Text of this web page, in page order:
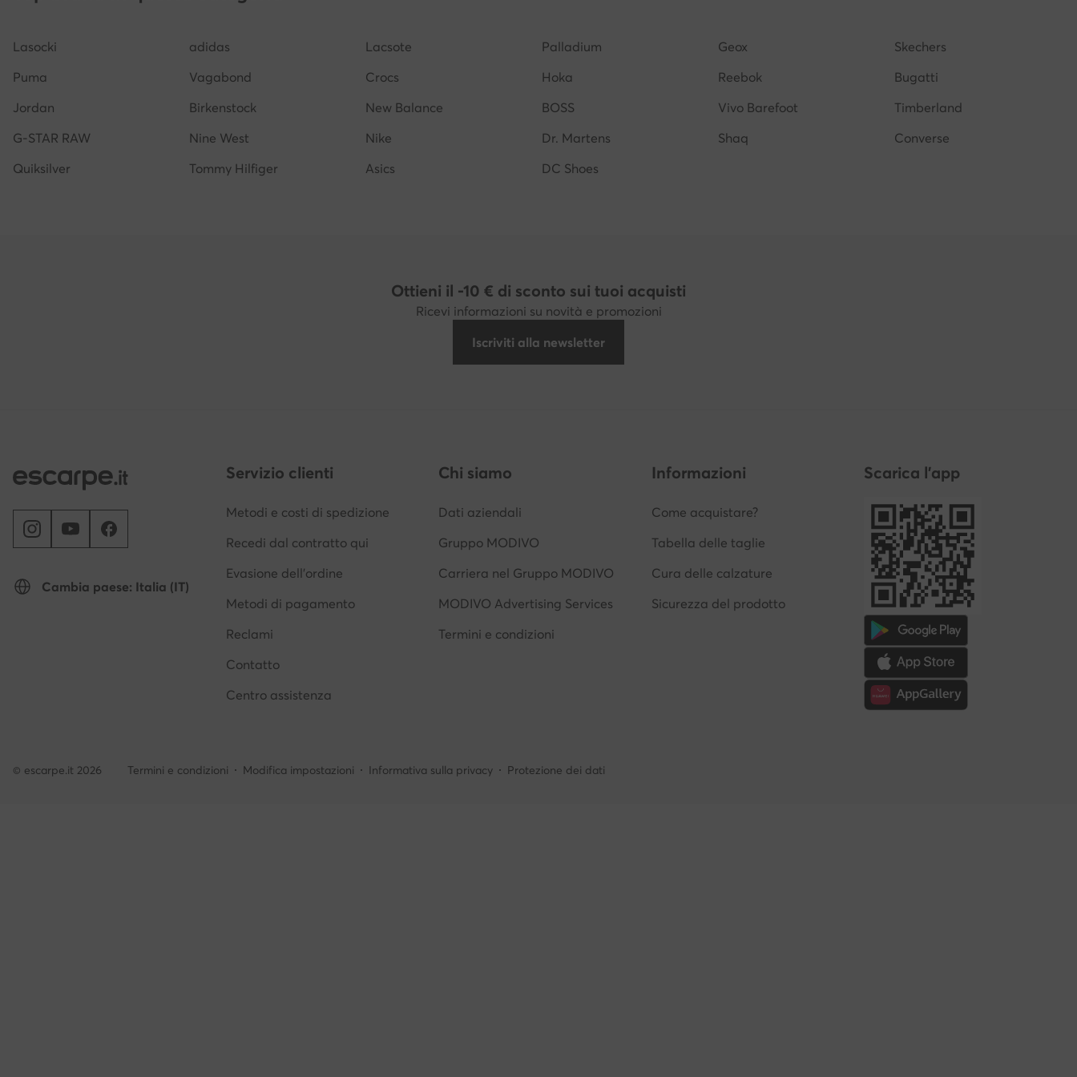
Stan Smith uomo Scarpe timberland uomo New Balance nere uomo
Lasocki adidas Lacsote Palladium Geox
Skechers
Puma
Vagabond Crocs Hoka Reebok
Bugatti
Jordan
Birkenstock New Balance BOSS Vivo Barefoot
Timberland
G-STAR RAW
Nine West Nike Dr. Martens Shaq
Converse
Quiksilver
Tommy Hilfiger Asics DC Shoes
Ottieni il -10 € di sconto sui tuoi acquisti
Ricevi informazioni su novità e promozioni
Iscriviti alla newsletter
Cambia paese: Italia (IT)
Servizio clienti
Metodi e costi di spedizione
Recedi dal contratto qui
Evasione dell'ordine
Metodi di pagamento
Reclami
Contatto
Centro assistenza
Chi siamo
Dati aziendali
Gruppo MODIVO
Carriera nel Gruppo MODIVO
MODIVO Advertising Services
Termini e condizioni
Informazioni
Come acquistare?
Tabella delle taglie
Cura delle calzature
Sicurezza del prodotto
Scarica l'app
© escarpe.it 2026 Termini e condizioni Modifica impostazioni Informativa sulla privacy Protezione dei dati